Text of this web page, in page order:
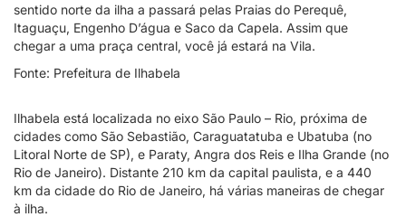
sentido norte da ilha a passará pelas Praias do Perequê,
Itaguaçu, Engenho D’água e Saco da Capela. Assim que
chegar a uma praça central, você já estará na Vila.
Fonte: Prefeitura de Ilhabela
Ilhabela está localizada no eixo São Paulo – Rio, próxima de
cidades como São Sebastião, Caraguatatuba e Ubatuba (no
Litoral Norte de SP), e Paraty, Angra dos Reis e Ilha Grande (no
Rio de Janeiro). Distante 210 km da capital paulista, e a 440
km da cidade do Rio de Janeiro, há várias maneiras de chegar
à ilha.